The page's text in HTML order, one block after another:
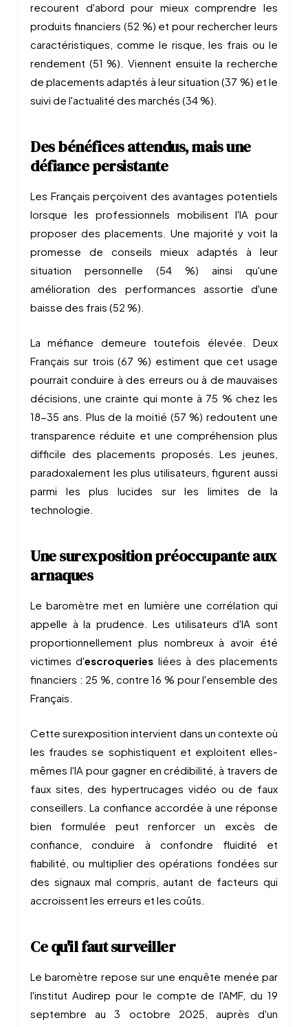
recourent d'abord pour mieux comprendre les
produits financiers (52 %) et pour rechercher leurs
caractéristiques, comme le risque, les frais ou le
rendement (51 %). Viennent ensuite la recherche
de placements adaptés à leur situation (37 %) et le
suivi de l'actualité des marchés (34 %).
Des bénéfices attendus, mais une
défiance persistante
Les Français perçoivent des avantages potentiels
lorsque les professionnels mobilisent l'IA pour
proposer des placements. Une majorité y voit la
promesse de conseils mieux adaptés à leur
situation personnelle (54 %) ainsi qu'une
amélioration des performances assortie d'une
baisse des frais (52 %).
La méfiance demeure toutefois élevée. Deux
Français sur trois (67 %) estiment que cet usage
pourrait conduire à des erreurs ou à de mauvaises
décisions, une crainte qui monte à 75 % chez les
18-35 ans. Plus de la moitié (57 %) redoutent une
transparence réduite et une compréhension plus
difficile des placements proposés. Les jeunes,
paradoxalement les plus utilisateurs, figurent aussi
parmi les plus lucides sur les limites de la
technologie.
Une surexposition préoccupante aux
arnaques
Le baromètre met en lumière une corrélation qui
appelle à la prudence. Les utilisateurs d'IA sont
proportionnellement plus nombreux à avoir été
victimes d'escroqueries liées à des placements
financiers : 25 %, contre 16 % pour l'ensemble des
Français.
Cette surexposition intervient dans un contexte où
les fraudes se sophistiquent et exploitent elles-
mêmes l'IA pour gagner en crédibilité, à travers de
faux sites, des hypertrucages vidéo ou de faux
conseillers. La confiance accordée à une réponse
bien formulée peut renforcer un excès de
confiance, conduire à confondre fluidité et
fiabilité, ou multiplier des opérations fondées sur
des signaux mal compris, autant de facteurs qui
accroissent les erreurs et les coûts.
Ce qu'il faut surveiller
Le baromètre repose sur une enquête menée par
l'institut Audirep pour le compte de l'AMF, du 19
septembre au 3 octobre 2025, auprès d'un